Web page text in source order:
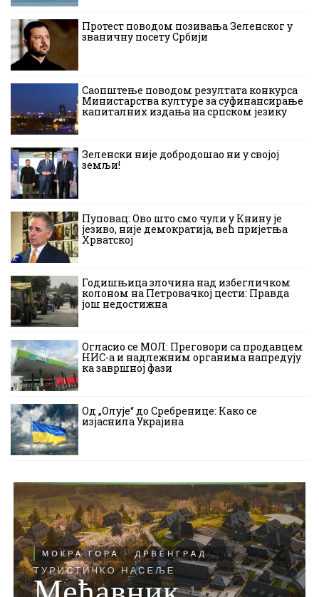
Протест поводом позивања Зеленског у
званичну посету Србији
Саопштење поводом резултата конкурса
Министарства културе за суфинансирање
капиталних издања на српском језику
Зеленски није добродошао ни у својој
земљи!
Пуповац: Ово што смо чули у Книну је
језиво, није демократија, већ пријетња
Хрватској
Годишњица злочина над избегличком
колоном на Петровачкој цести: Правда
још недостижна
Огласио се МОЛ: Преговори са продавцем
НИС-а и надлежним органима напредују
ка завршној фази
Од „Олује“ до Сребренице: Како се
изјаснила Украјина